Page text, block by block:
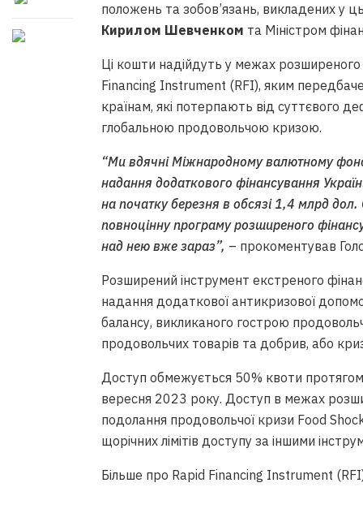
положень та зобов’язань, викладених у
Кирилом Шевченком та Міністром
Ці кошти надійдуть у межах
Financing Instrument (RFI), яким
країнам, які потерпають від суттєвого
глобальною продовольчою кризою.
“Ми вдячні Міжнародному валютному
надання додаткового фінансування
на початку березня в обсязі 1,4 млрд
повноцінну програму розширеного
над нею вже зараз”, – прокоментував
Розширений інструмент екстреного
надання додаткової антикризової
балансу, викликаного гострою
продовольчих товарів та добрив, або
Доступ обмежується 50% квоти
вересня 2023 року. Доступ в межах
подолання продовольчої кризи Food
щорічних лімітів доступу за іншими
Більше про Rapid Financing Instrument